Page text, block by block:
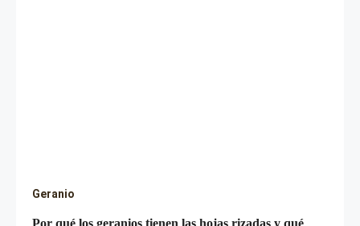
Geranio
Por qué los geranios tienen las hojas rizadas y qué